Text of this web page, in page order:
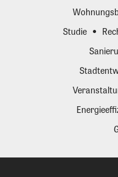
Studie